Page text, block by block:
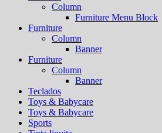
Column
Furniture Menu Block
Furniture
Column
Banner
Furniture
Column
Banner
Teclados
Toys & Babycare
Toys & Babycare
Sports